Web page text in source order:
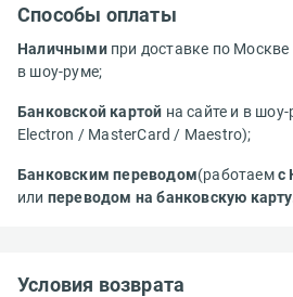
Способы оплаты
Наличнымипри доставке по
в шоу-руме;
Банковской картой на сайте и в
Electron / MasterCard / Maestro);
Банковским переводом(работаемс
или переводом на банковскую
Условия возврата